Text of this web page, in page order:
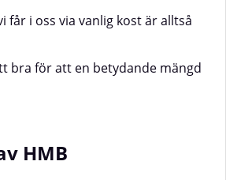
får i oss via vanlig kost är alltså
bra för att en betydande mängd
HMB